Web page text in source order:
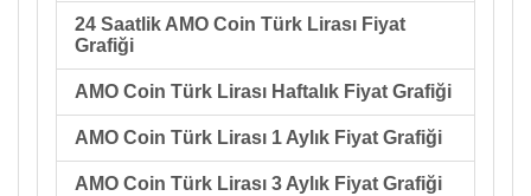
24 Saatlik AMO Coin Türk Lirası Fiyat
Grafiği
AMO Coin Türk Lirası Haftalık Fiyat Grafiği
AMO Coin Türk Lirası 1 Aylık Fiyat Grafiği
AMO Coin Türk Lirası 3 Aylık Fiyat Grafiği